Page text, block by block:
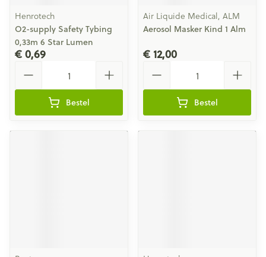
Henrotech
O2-supply Safety Tybing
0,33m 6 Star Lumen
€ 0,69
Bestel
Air Liquide Medical, ALM
Aerosol Masker Kind 1 Alm
€ 12,00
Bestel